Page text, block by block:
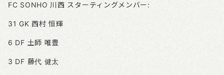
FC SONHO 川西 スターティングメンバー:
31 GK 西村 恒輝
6 DF 土師 唯豊
3 DF 藤代 健太